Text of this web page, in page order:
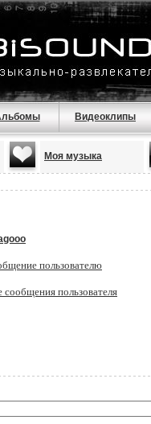
Видеоклипы
Моя музыка
пользователю
сообщения пользователя